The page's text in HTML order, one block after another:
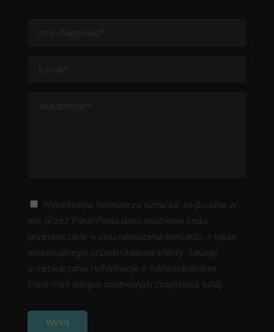
Wypełnienie formularza oznacza, że podane w
nim przez Pana/Panią dane osobowe będą
przetwarzane w celu nawiązania kontaktu, a także
ewentualnego przedstawienia oferty. Zasady
przetwarzania i informacje o Administratorze
Pana/Pani danych osobowych znajdziesz tutaj.